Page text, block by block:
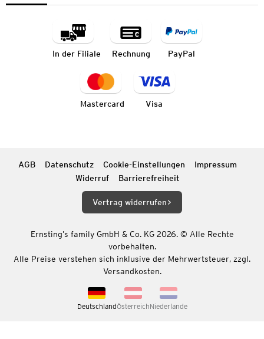
In der Filiale Rechnung PayPal
Mastercard Visa
AGB Datenschutz Cookie-Einstellungen
Impressum
Widerruf
Barrierefreiheit
Vertrag widerrufen
Ernsting’s family GmbH & Co. KG 2026. © Alle Rechte
vorbehalten.
Alle Preise verstehen sich inklusive der Mehrwertsteuer, zzgl.
Versandkosten.
DeutschlandÖsterreichNiederlande